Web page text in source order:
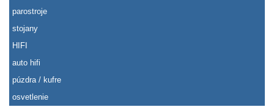
parostroje
stojany
HIFI
auto hifi
púzdra / kufre
osvetlenie